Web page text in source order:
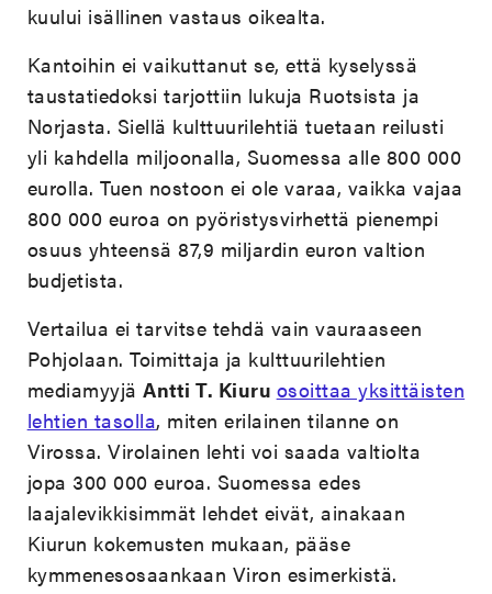
kuului isällinen vastaus oikealta.
Kantoihin ei vaikuttanut se, että kyselyssä
taustatiedoksi tarjottiin lukuja Ruotsista ja
Norjasta. Siellä kulttuurilehtiä tuetaan reilusti
yli kahdella miljoonalla, Suomessa alle 800 000
eurolla. Tuen nostoon ei ole varaa, vaikka vajaa
800 000 euroa on pyöristysvirhettä pienempi
osuus yhteensä 87,9 miljardin euron valtion
budjetista.
Vertailua ei tarvitse tehdä vain vauraaseen
Pohjolaan. Toimittaja ja kulttuurilehtien
mediamyyjäAntti T. Kiuru osoittaa yksittäisten
lehtien tasolla, miten erilainen tilanne on
Virossa. Virolainen lehti voi saada valtiolta
jopa 300 000 euroa. Suomessa edes
laajalevikkisimmät lehdet eivät, ainakaan
Kiurun kokemusten mukaan, pääse
kymmenesosaankaan Viron esimerkistä.